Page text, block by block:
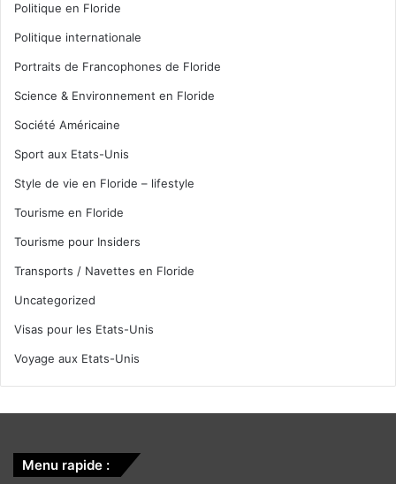
Politique en Floride
Politique internationale
Portraits de Francophones de Floride
Science & Environnement en Floride
Société Américaine
Sport aux Etats-Unis
Style de vie en Floride – lifestyle
Tourisme en Floride
Tourisme pour Insiders
Transports / Navettes en Floride
Uncategorized
Visas pour les Etats-Unis
Voyage aux Etats-Unis
Menu rapide :